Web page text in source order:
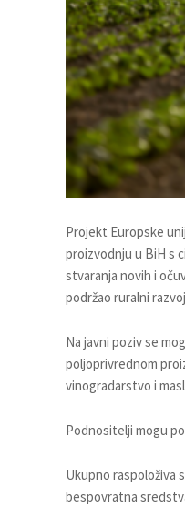
Projekt Europske
proizvodnju u BiH s
stvaranja novih i
podržao ruralni
Na javni poziv se
poljoprivrednom
vinogradarstvo i
Podnositelji mogu
Ukupno raspoloživa
bespovratna